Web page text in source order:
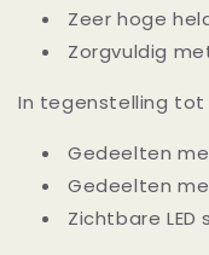
Zeer hoge
Zorgvuldig
In tegenstelling tot
Gedeelten
Gedeelten
Zichtbare LED